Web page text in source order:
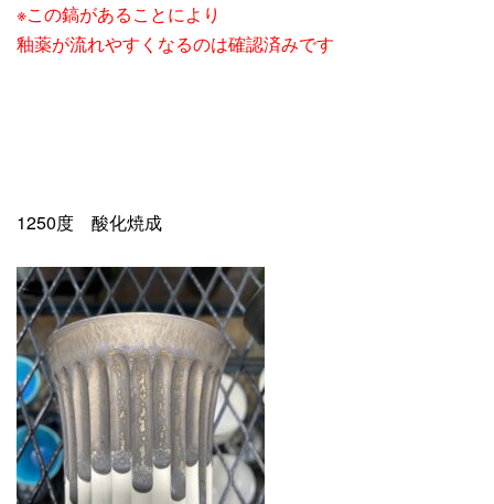
※この鎬があることにより
釉薬が流れやすくなるのは確認済みです
1250度 酸化焼成